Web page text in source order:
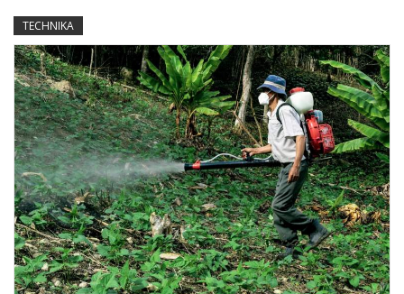
TECHNIKA